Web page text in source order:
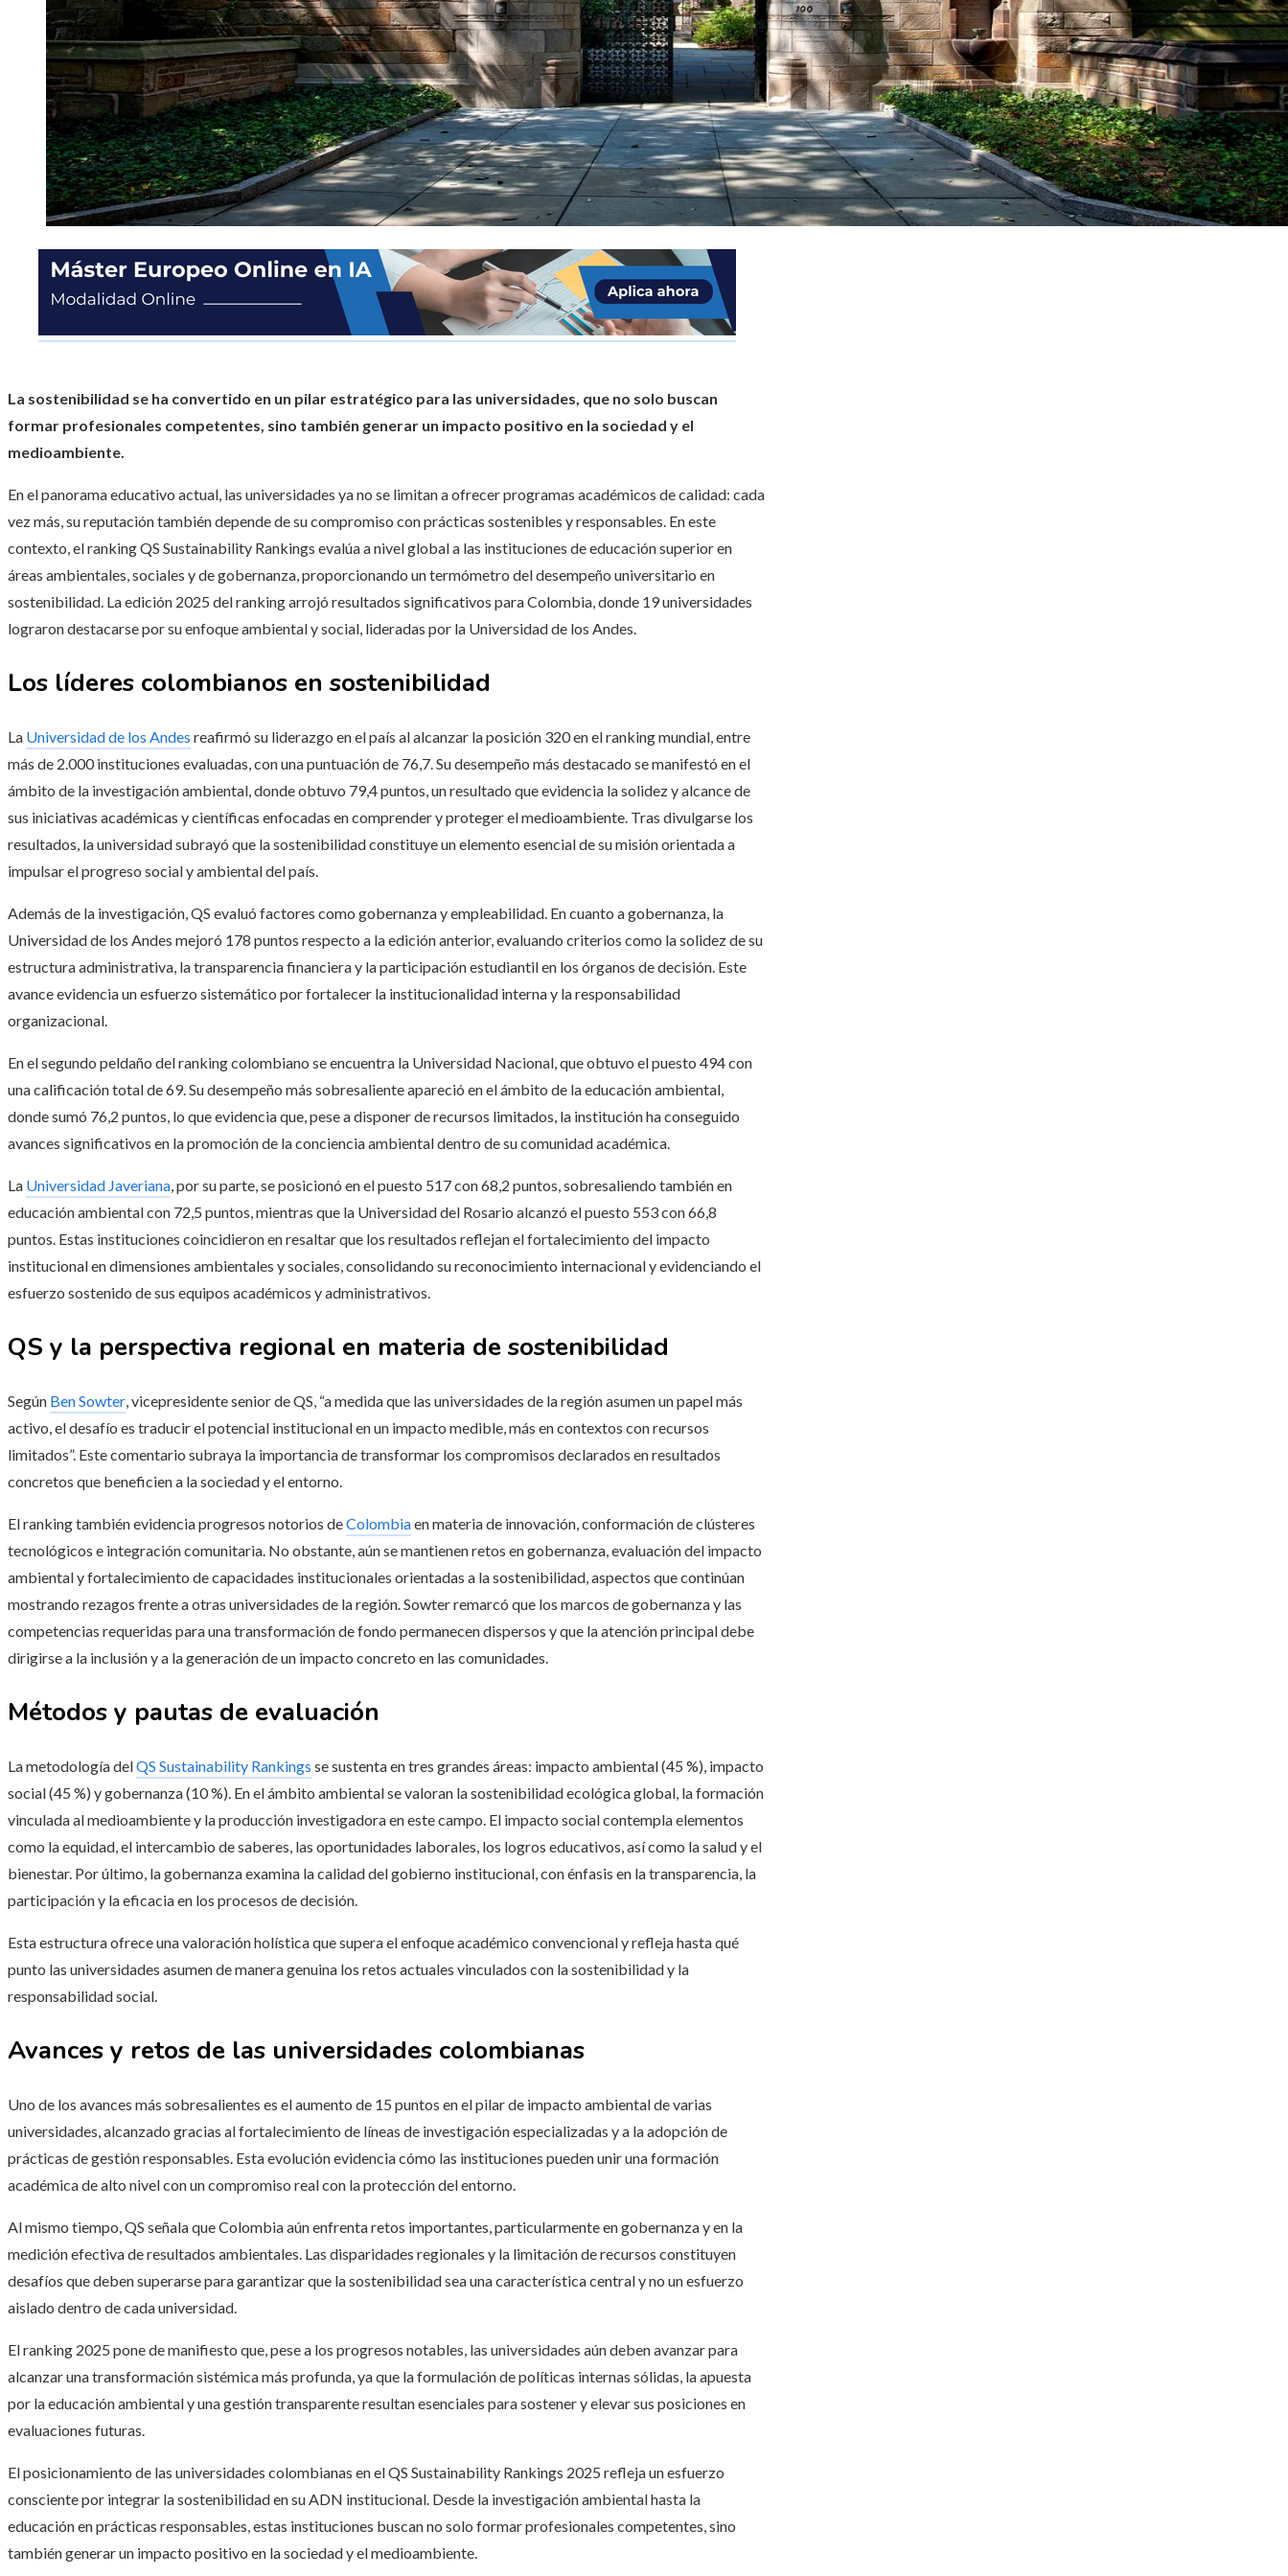
La sostenibilidad se ha convertido en un pilar estratégico para las universidades, que no solo buscan
formar profesionales competentes, sino también generar un impacto positivo en la sociedad y el
medioambiente.
En el panorama educativo actual, las universidades ya no se limitan a ofrecer programas académicos de calidad: cada
vez más, su reputación también depende de su compromiso con prácticas sostenibles y responsables. En este
contexto, el ranking QS Sustainability Rankings evalúa a nivel global a las instituciones de educación superior en
áreas ambientales, sociales y de gobernanza, proporcionando un termómetro del desempeño universitario en
sostenibilidad. La edición 2025 del ranking arrojó resultados significativos para Colombia, donde 19 universidades
lograron destacarse por su enfoque ambiental y social, lideradas por la Universidad de los Andes.
Los líderes colombianos en sostenibilidad
La Universidad de los Andes reafirmó su liderazgo en el país al alcanzar la posición 320 en el ranking mundial, entre
más de 2.000 instituciones evaluadas, con una puntuación de 76,7. Su desempeño más destacado se manifestó en el
ámbito de la investigación ambiental, donde obtuvo 79,4 puntos, un resultado que evidencia la solidez y alcance de
sus iniciativas académicas y científicas enfocadas en comprender y proteger el medioambiente. Tras divulgarse los
resultados, la universidad subrayó que la sostenibilidad constituye un elemento esencial de su misión orientada a
impulsar el progreso social y ambiental del país.
Además de la investigación, QS evaluó factores como gobernanza y empleabilidad. En cuanto a gobernanza, la
Universidad de los Andes mejoró 178 puntos respecto a la edición anterior, evaluando criterios como la solidez de su
estructura administrativa, la transparencia financiera y la participación estudiantil en los órganos de decisión. Este
avance evidencia un esfuerzo sistemático por fortalecer la institucionalidad interna y la responsabilidad
organizacional.
En el segundo peldaño del ranking colombiano se encuentra la Universidad Nacional, que obtuvo el puesto 494 con
una calificación total de 69. Su desempeño más sobresaliente apareció en el ámbito de la educación ambiental,
donde sumó 76,2 puntos, lo que evidencia que, pese a disponer de recursos limitados, la institución ha conseguido
avances significativos en la promoción de la conciencia ambiental dentro de su comunidad académica.
La Universidad Javeriana, por su parte, se posicionó en el puesto 517 con 68,2 puntos, sobresaliendo también en
educación ambiental con 72,5 puntos, mientras que la Universidad del Rosario alcanzó el puesto 553 con 66,8
puntos. Estas instituciones coincidieron en resaltar que los resultados reflejan el fortalecimiento del impacto
institucional en dimensiones ambientales y sociales, consolidando su reconocimiento internacional y evidenciando el
esfuerzo sostenido de sus equipos académicos y administrativos.
QS y la perspectiva regional en materia de sostenibilidad
Según Ben Sowter, vicepresidente senior de QS, “a medida que las universidades de la región asumen un papel más
activo, el desafío es traducir el potencial institucional en un impacto medible, más en contextos con recursos
limitados”. Este comentario subraya la importancia de transformar los compromisos declarados en resultados
concretos que beneficien a la sociedad y el entorno.
El ranking también evidencia progresos notorios deColombiaen materia de innovación, conformación de clústeres
tecnológicos e integración comunitaria. No obstante, aún se mantienen retos en gobernanza, evaluación del impacto
ambiental y fortalecimiento de capacidades institucionales orientadas a la sostenibilidad, aspectos que continúan
mostrando rezagos frente a otras universidades de la región. Sowter remarcó que los marcos de gobernanza y las
competencias requeridas para una transformación de fondo permanecen dispersos y que la atención principal debe
dirigirse a la inclusión y a la generación de un impacto concreto en las comunidades.
Métodos y pautas de evaluación
La metodología delQS Sustainability Rankings se sustenta en tres grandes áreas: impacto ambiental (45 %), impacto
social (45 %) y gobernanza (10 %). En el ámbito ambiental se valoran la sostenibilidad ecológica global, la formación
vinculada al medioambiente y la producción investigadora en este campo. El impacto social contempla elementos
como la equidad, el intercambio de saberes, las oportunidades laborales, los logros educativos, así como la salud y el
bienestar. Por último, la gobernanza examina la calidad del gobierno institucional, con énfasis en la transparencia, la
participación y la eficacia en los procesos de decisión.
Esta estructura ofrece una valoración holística que supera el enfoque académico convencional y refleja hasta qué
punto las universidades asumen de manera genuina los retos actuales vinculados con la sostenibilidad y la
responsabilidad social.
Avances y retos de las universidades colombianas
Uno de los avances más sobresalientes es el aumento de 15 puntos en el pilar de impacto ambiental de varias
universidades, alcanzado gracias al fortalecimiento de líneas de investigación especializadas y a la adopción de
prácticas de gestión responsables. Esta evolución evidencia cómo las instituciones pueden unir una formación
académica de alto nivel con un compromiso real con la protección del entorno.
Al mismo tiempo, QS señala que Colombia aún enfrenta retos importantes, particularmente en gobernanza y en la
medición efectiva de resultados ambientales. Las disparidades regionales y la limitación de recursos constituyen
desafíos que deben superarse para garantizar que la sostenibilidad sea una característica central y no un esfuerzo
aislado dentro de cada universidad.
El ranking 2025 pone de manifiesto que, pese a los progresos notables, las universidades aún deben avanzar para
alcanzar una transformación sistémica más profunda, ya que la formulación de políticas internas sólidas, la apuesta
por la educación ambiental y una gestión transparente resultan esenciales para sostener y elevar sus posiciones en
evaluaciones futuras.
El posicionamiento de las universidades colombianas en el QS Sustainability Rankings 2025 refleja un esfuerzo
consciente por integrar la sostenibilidad en su ADN institucional. Desde la investigación ambiental hasta la
educación en prácticas responsables, estas instituciones buscan no solo formar profesionales competentes, sino
también generar un impacto positivo en la sociedad y el medioambiente.